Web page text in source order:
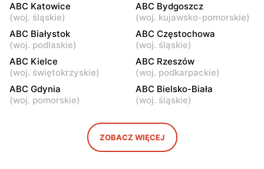
ABC
Warszawa, ul. Staniewicka
24
ABC
Warszawa, ul. Ludwika
Kickiego 12
ABC
Warszawa, ul. Grenadierów
2
ABC
Warszawa, ul. Jana
Kochanowskiego 39
Warszawa, ul. Andrzeja
Warszawa, ul. Samarytanka
3
ABC Katowice
(woj. śląskie)
ABC Bydgoszcz
(woj. kujawsko-pomorskie)
ABC Białystok
(woj. podlaskie)
ABC Częstochowa
(woj. śląskie)
ABC Kielce
(woj. świętokrzyskie)
ABC Rzeszów
(woj. podkarpackie)
ABC Gdynia
(woj. pomorskie)
ABC Bielsko-Biała
(woj. śląskie)
ZOBACZ WIĘCEJ